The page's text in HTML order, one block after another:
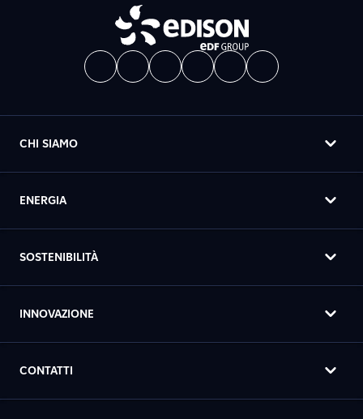
CHI SIAMO
ENERGIA
SOSTENIBILITÀ
INNOVAZIONE
CONTATTI